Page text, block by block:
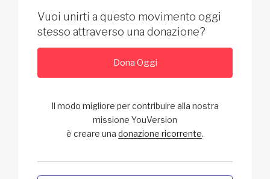
Vuoi unirti a questo movimento oggi
stesso attraverso una donazione?
Dona Oggi
Il modo migliore per contribuire alla nostra
missione YouVersion
è creare una donazione ricorrente.